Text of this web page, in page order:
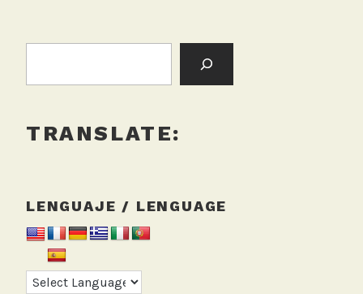
TRANSLATE:
LENGUAJE / LENGUAGE